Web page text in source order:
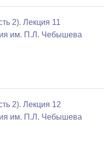
2). Лекция 11
им. П.Л. Чебышева
2). Лекция 12
им. П.Л. Чебышева